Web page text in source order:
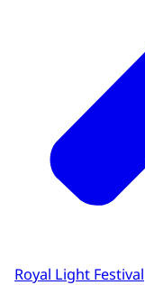
Royal Light Festival